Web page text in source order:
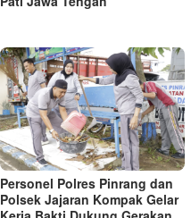
Personel Polres Pinrang dan
Polsek Jajaran Kompak Gelar